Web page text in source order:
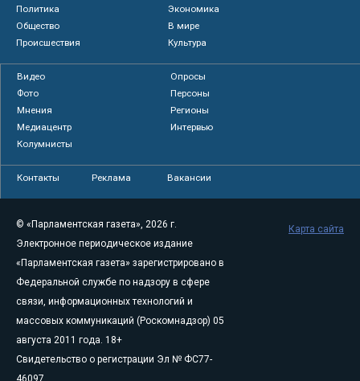
Политика
Экономика
Общество
В мире
Происшествия
Культура
Видео
Опросы
Фото
Персоны
Мнения
Регионы
Медиацентр
Интервью
Колумнисты
Контакты Реклама Вакансии
© «Парламентская газета», 2026 г.
Электронное периодическое издание
«Парламентская газета» зарегистрировано в
Федеральной службе по надзору в сфере
связи, информационных технологий и
массовых коммуникаций (Роскомнадзор) 05
августа 2011 года. 18+
Свидетельство о регистрации Эл № ФС77-
46097
Карта сайта